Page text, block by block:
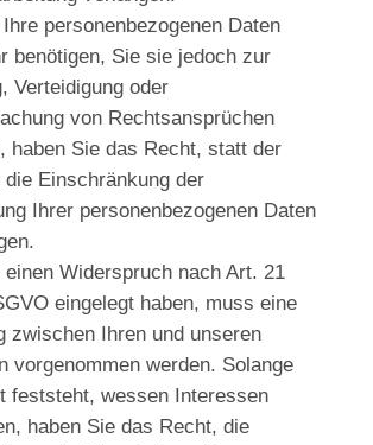
personenbezogenen Daten
benötigen, Sie sie jedoch zur
Verteidigung oder
von Rechtsansprüchen
haben Sie das Recht, statt der
die Einschränkung der
Ihrer personenbezogenen Daten
einen Widerspruch nach Art. 21
eingelegt haben, muss eine
zwischen Ihren und unseren
vorgenommen werden. Solange
feststeht, wessen Interessen
haben Sie das Recht, die